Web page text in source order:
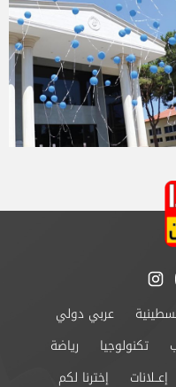
instagram
عربي دولي
تكنولوجيا
رياضة
إعــلانات إخترنا لكم